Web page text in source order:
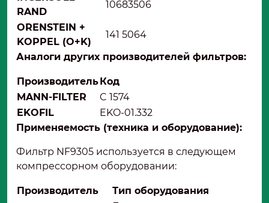
RAND
10683506
ORENSTEIN +
KOPPEL (O+K)
141 5064
Аналоги других производителей фильтров:
ПроизводительКод
MANN-FILTER
C 1574
EKOFIL
EKO-01.332
Применяемость (техника и оборудование):
Фильтр NF9305 используется в следующем
компрессорном оборудовании:
Производитель Тип оборудования